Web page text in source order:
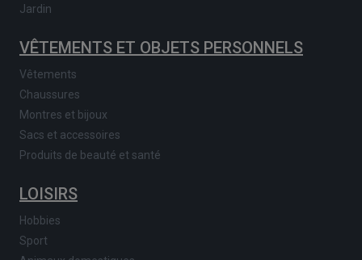
Jardin
VÊTEMENTS ET OBJETS PERSONNELS
Vêtements
Chaussures
Montres et bijoux
Sacs et accessoires
Produits de beauté et santé
LOISIRS
Hobbies
Sport